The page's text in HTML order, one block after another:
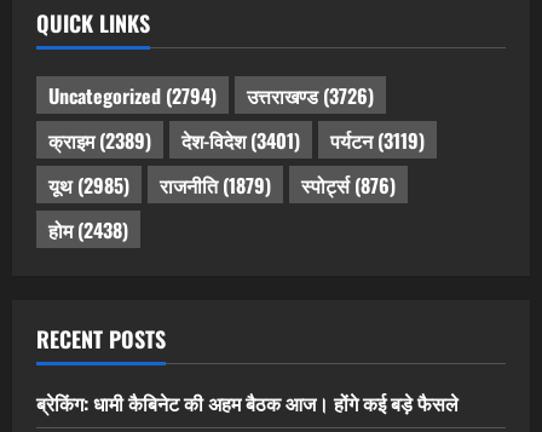
QUICK LINKS
Uncategorized (2794) उत्तराखण्ड(3726)
क्राइम(2389) देश-विदेश(3401) पर्यटन(3119)
यूथ(2985) राजनीति(1879) स्पोर्ट्स(876)
होम(2438)
RECENT POSTS
ब्रेकिंग: धामी कैबिनेट की अहम बैठक आज। होंगे कई बड़े फैसले